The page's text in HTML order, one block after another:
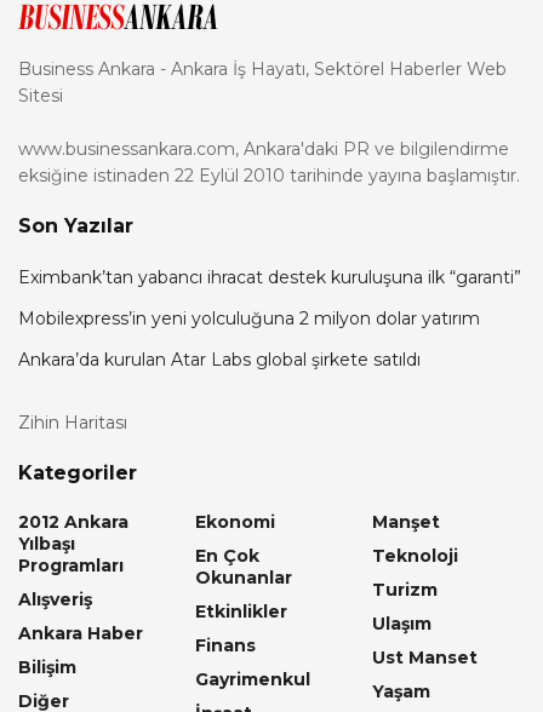
Business Ankara - Ankara İş Hayatı, Sektörel Haberler Web
Sitesi
www.businessankara.com, Ankara'daki PR ve bilgilendirme
eksiğine istinaden 22 Eylül 2010 tarihinde yayına başlamıştır.
Son Yazılar
Eximbank’tan yabancı ihracat destek kuruluşuna ilk “garanti”
Mobilexpress’in yeni yolculuğuna 2 milyon dolar yatırım
Ankara’da kurulan Atar Labs global şirkete satıldı
Zihin Haritası
Kategoriler
2012 Ankara
Yılbaşı
Programları
Alışveriş
Ankara Haber
Bilişim
Diğer
Ekonomi
En Çok
Okunanlar
Etkinlikler
Finans
Gayrimenkul
Manşet
Teknoloji
Turizm
Ulaşım
Ust Manset
Yaşam